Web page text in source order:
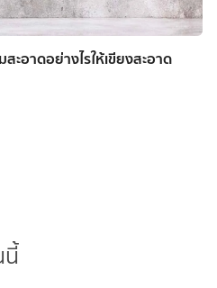
ะอาดอย่างไรให้เขียงสะอาด